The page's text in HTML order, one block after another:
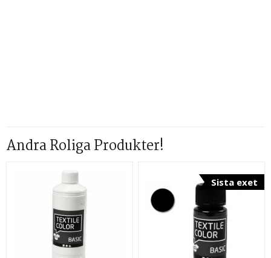
Andra Roliga Produkter!
Sista exet